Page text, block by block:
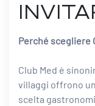
Perché scegliere
Club Med è
villaggi offrono
scelta